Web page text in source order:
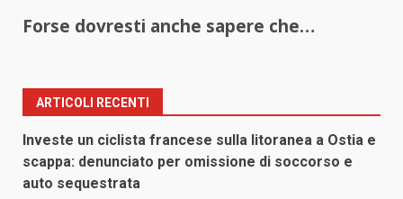
Forse dovresti anche sapere che…
ARTICOLI RECENTI
Investe un ciclista francese sulla litoranea a Ostia e
scappa: denunciato per omissione di soccorso e
auto sequestrata